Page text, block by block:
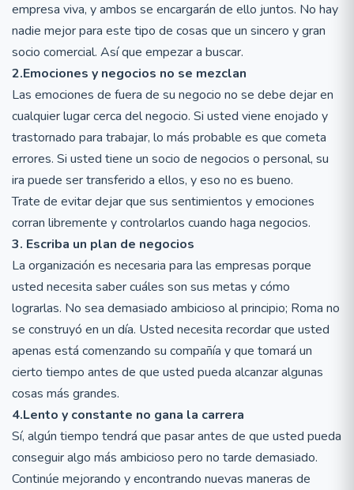
empresa viva, y ambos se encargarán de ello juntos. No hay
nadie mejor para este tipo de cosas que un sincero y gran
socio comercial. Así que empezar a buscar.
2.Emociones y negocios no se mezclan
Las emociones de fuera de su negocio no se debe dejar en
cualquier lugar cerca del negocio. Si usted viene enojado y
trastornado para trabajar, lo más probable es que cometa
errores. Si usted tiene un socio de negocios o personal, su
ira puede ser transferido a ellos, y eso no es bueno.
Trate de evitar dejar que sus sentimientos y emociones
corran libremente y controlarlos cuando haga negocios.
3. Escriba un plan de negocios
La organización es necesaria para las empresas porque
usted necesita saber cuáles son sus metas y cómo
lograrlas. No sea demasiado ambicioso al principio; Roma no
se construyó en un día. Usted necesita recordar que usted
apenas está comenzando su compañía y que tomará un
cierto tiempo antes de que usted pueda alcanzar algunas
cosas más grandes.
4.Lento y constante no gana la carrera
Sí, algún tiempo tendrá que pasar antes de que usted pueda
conseguir algo más ambicioso pero no tarde demasiado.
Continúe mejorando y encontrando nuevas maneras de